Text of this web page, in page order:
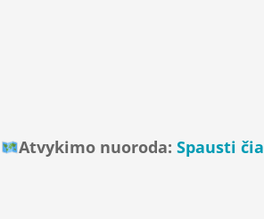
Atvykimo nuoroda:Spausti čia